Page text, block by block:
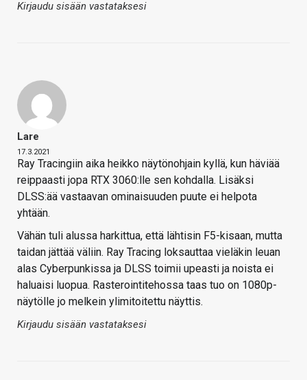
Kirjaudu sisään vastataksesi
Lare
17.3.2021
Ray Tracingiin aika heikko näytönohjain kyllä, kun häviää
reippaasti jopa RTX 3060:lle sen kohdalla. Lisäksi
DLSS:ää vastaavan ominaisuuden puute ei helpota
yhtään.
Vähän tuli alussa harkittua, että lähtisin F5-kisaan, mutta
taidan jättää väliin. Ray Tracing loksauttaa vieläkin leuan
alas Cyberpunkissa ja DLSS toimii upeasti ja noista ei
haluaisi luopua. Rasterointitehossa taas tuo on 1080p-
näytölle jo melkein ylimitoitettu näyttis.
Kirjaudu sisään vastataksesi